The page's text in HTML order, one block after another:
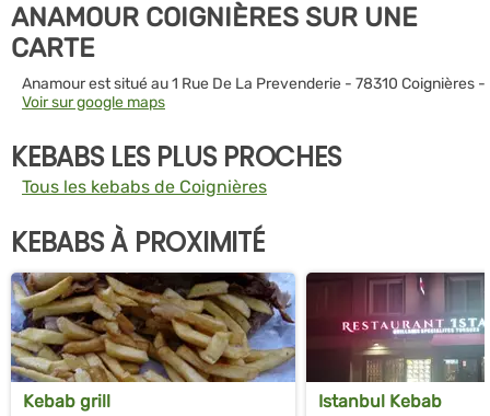
ANAMOUR COIGNIÈRES SUR UNE
CARTE
Anamour est situé au 1 Rue De La Prevenderie - 78310 Coignières -
Voir sur google maps
KEBABS LES PLUS PROCHES
Tous les kebabs de Coignières
KEBABS À PROXIMITÉ
Kebab grill Istanbul Kebab